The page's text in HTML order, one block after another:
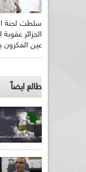
سلطت لجنة
عين الفكرون
طالع ايضاً